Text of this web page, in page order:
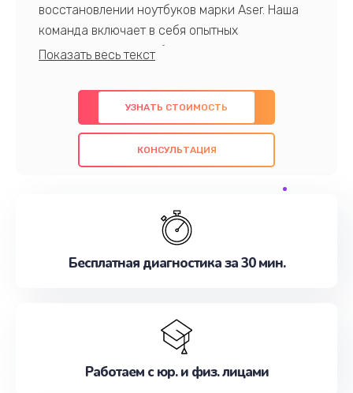
восстановлении ноутбуков марки Aser. Наша
команда включает в себя опытных
профессионалов с обширными знаниями и
предлагаем быстрый и качественный ремонт с
использованием оригинальных компонентов, а
также гарантируем качество всех
проведенных работ. Наша цель - предоставить
обслуживание, удовлетворяя их потребности
наилучшим образом. Не медлите записаться на
УЗНАТЬ СТОИМОСТЬ
КОНСУЛЬТАЦИЯ
Бесплатная диагностика за 30 мин.
Работаем с юр. и физ. лицами